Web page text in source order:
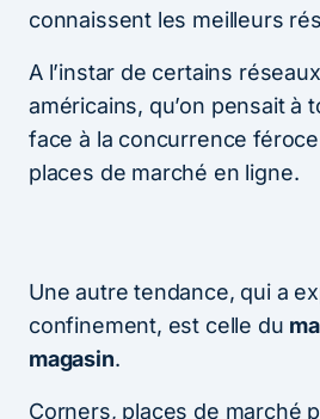
connaissent les meilleurs
A l’instar de certains
américains, qu’on pensait à
face à la concurrence
places de marché en ligne.
Une autre tendance, qui a
confinement, est celle du
magasin.
Corners, places de marché